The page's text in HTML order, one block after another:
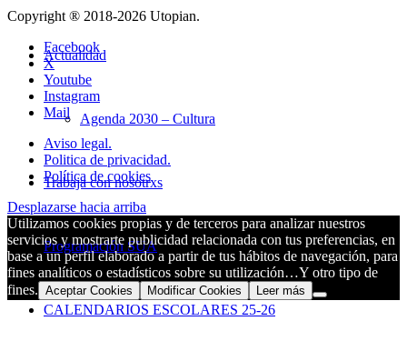
Actualidad
Agenda 2030 – Cultura
Trabaja con nosotrxs
Programación SUA
CALENDARIOS ESCOLARES 25-26
Copyright ® 2018-2026 Utopian.
Facebook
X
Youtube
Instagram
Mail
Aviso legal.
Politica de privacidad.
Política de cookies
Desplazarse hacia arriba
Utilizamos cookies propias y de terceros para analizar nuestros
servicios y mostrarte publicidad relacionada con tus preferencias, en
base a un perfil elaborado a partir de tus hábitos de navegación, para
fines analíticos o estadísticos sobre su utilización…Y otro tipo de
fines. Aceptar Cookies Modificar Cookies Leer más